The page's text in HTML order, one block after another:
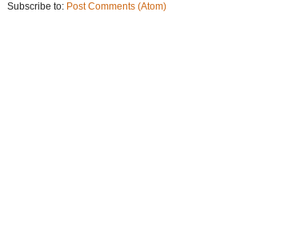
Subscribe to: Post Comments (Atom)